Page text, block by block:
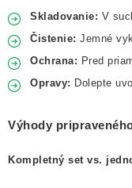
Skladovanie: V
Čistenie: Jemné
Ochrana: Pred
Opravy: Dolepte
Výhody
Kompletný set vs.